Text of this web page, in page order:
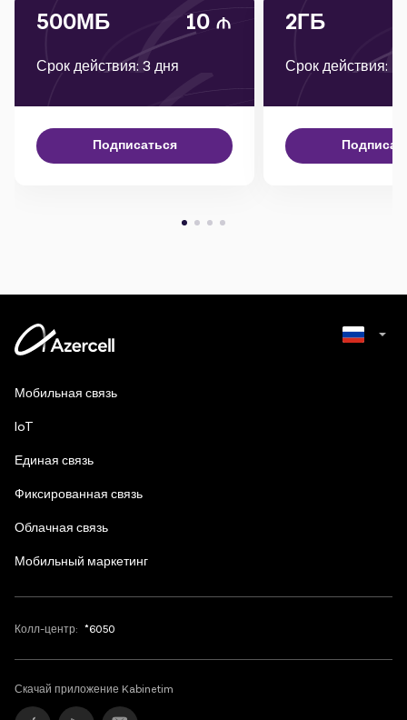
500МБ 10
Срок действия: 3 дня
Подписаться
2ГБ
Срок действия:
Мобильная связь
IoT
Единая связь
Фиксированная связь
Облачная связь
Мобильный маркетинг
Колл-центр: *6050
Скачай приложение Kabinetim